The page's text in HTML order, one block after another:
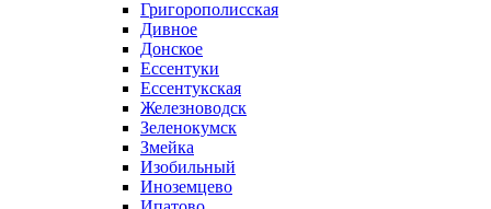
Григорополисская
Дивное
Донское
Ессентуки
Ессентукская
Железноводск
Зеленокумск
Змейка
Изобильный
Иноземцево